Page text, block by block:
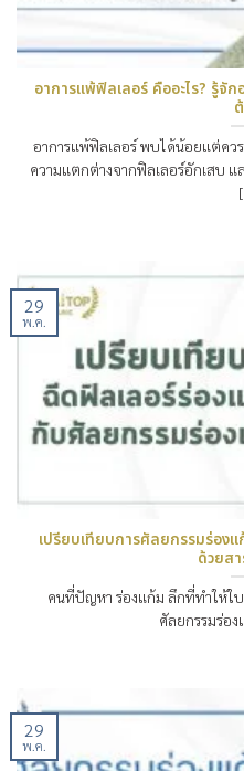
อาการแพ้ฟิลเลอร์ คืออะไร? รู้จั
อาการแพ้ฟิลเลอร์ พบได้น้อยแต่ควร
ความแตกต่างจากฟิลเลอร์อักเสบ
เปรียบเทียบการศัลยกรรมร่อง
ด้วยส
คนที่ปัญหา ร่องแก้ม ลึกที่ทำให้ใ
ศัลยกรรมร่อ
29
พ.ค.
29
พ.ค.